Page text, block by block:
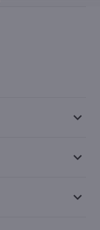
keyboard_arrow_down
keyboard_arrow_down
keyboard_arrow_down